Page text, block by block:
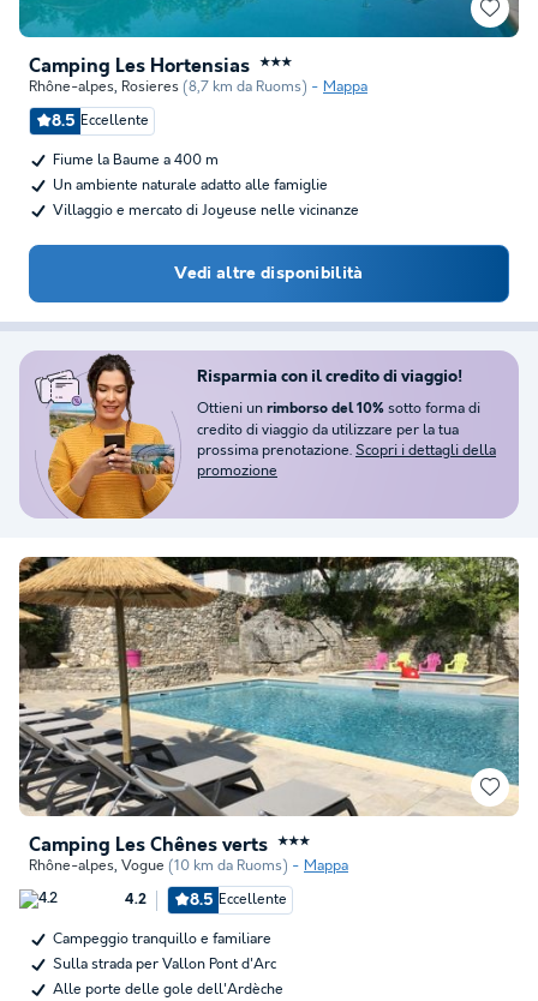
Camping Les Hortensias ★★★
Rhône-alpes, Rosieres (8,7 km da Ruoms) Mappa
8.5 Eccellente
Fiume la Baume a 400 m
Un ambiente naturale adatto alle famiglie
Villaggio e mercato di Joyeuse nelle vicinanze
Vedi altre disponibilità
Camping Les Chênes verts ★★★
Rhône-alpes, Vogue (10 km da Ruoms) Mappa
4.2 8.5 Eccellente
Campeggio tranquillo e familiare
Sulla strada per Vallon Pont d'Arc
Alle porte delle gole dell'Ardèche
Risparmia con il credito di viaggio!
Ottieni un rimborso del 10% sotto forma di
credito di viaggio da utilizzare per la tua
prossima prenotazione. Scopri i dettagli della
promozione